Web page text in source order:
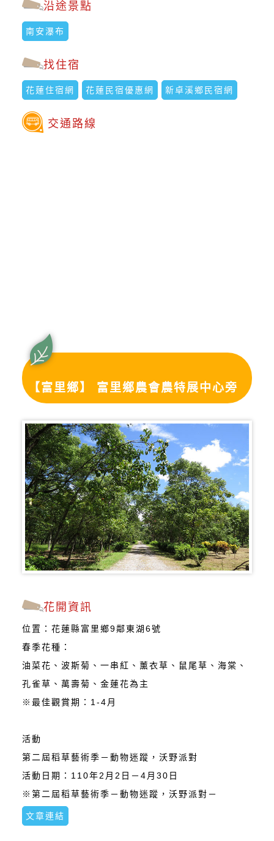
沿途景點
南安瀑布
找住宿
花蓮住宿網 花蓮民宿優惠網 新卓溪鄉民宿網
交通路線
【富里鄉】 富里鄉農會農特展中心旁
花開資訊
位置：花蓮縣富里鄉9鄰東湖6號
春季花種：
油菜花、波斯菊、一串紅、薰衣草、鼠尾草、海棠、
孔雀草、萬壽菊、金蓮花為主
※最佳觀賞期：1-4月
活動
第二屆稻草藝術季－動物迷蹤，沃野派對
活動日期：110年2月2日－4月30日
※第二屆稻草藝術季－動物迷蹤，沃野派對－
文章連結